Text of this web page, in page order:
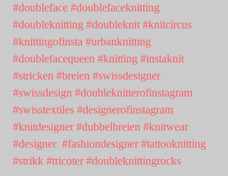
#doubleface #doublefaceknitting
#doubleknitting #doubleknit #knitcircus
#knittingofinsta #urbanknitting
#doublefacequeen #knitting #instaknit
#stricken #breien #swissdesigner
#swissdesign #doubleknitterofinstagram
#swisstextiles #designerofinstagram
#knitdesigner #dubbelbreien #knitwear
#designer #fashiondesigner #tattooknitting
#strikk #tricoter #doubleknittingrocks